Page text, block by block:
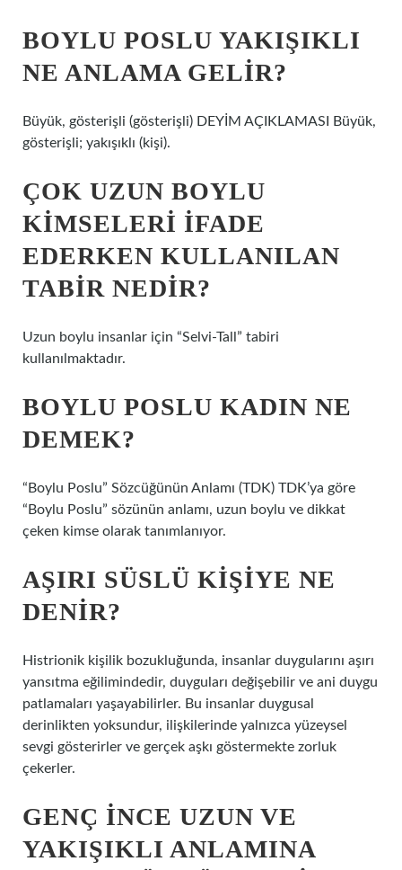
BOYLU POSLU YAKIŞIKLI
NE ANLAMA GELIR?
Büyük, gösterişli (gösterişli) DEYİM AÇIKLAMASI Büyük,
gösterişli; yakışıklı (kişi).
ÇOK UZUN BOYLU
KIMSELERI IFADE
EDERKEN KULLANILAN
TABIR NEDIR?
Uzun boylu insanlar için “Selvi-Tall” tabiri
kullanılmaktadır.
BOYLU POSLU KADIN NE
DEMEK?
“Boylu Poslu” Sözcüğünün Anlamı (TDK) TDK’ya göre
“Boylu Poslu” sözünün anlamı, uzun boylu ve dikkat
çeken kimse olarak tanımlanıyor.
AŞIRI SÜSLÜ KIŞIYE NE
DENIR?
Histrionik kişilik bozukluğunda, insanlar duygularını aşırı
yansıtma eğilimindedir, duyguları değişebilir ve ani duygu
patlamaları yaşayabilirler. Bu insanlar duygusal
derinlikten yoksundur, ilişkilerinde yalnızca yüzeysel
sevgi gösterirler ve gerçek aşkı göstermekte zorluk
çekerler.
GENÇ INCE UZUN VE
YAKIŞIKLI ANLAMINA